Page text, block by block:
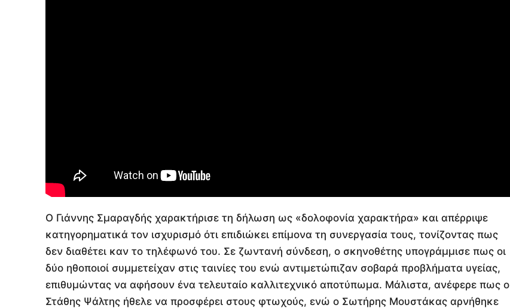
Ο Γιάννης Σμαραγδής χαρακτήρισε τη δήλωση ως «δολοφονία χαρακτήρα» και απέρριψε
κατηγορηματικά τον ισχυρισμό ότι επιδιώκει επίμονα τη συνεργασία τους, τονίζοντας πως
δεν διαθέτει καν το τηλέφωνό του. Σε ζωντανή σύνδεση, ο σκηνοθέτης υπογράμμισε πως οι
δύο ηθοποιοί συμμετείχαν στις ταινίες του ενώ αντιμετώπιζαν σοβαρά προβλήματα υγείας,
επιθυμώντας να αφήσουν ένα τελευταίο καλλιτεχνικό αποτύπωμα. Μάλιστα, ανέφερε πως ο
Στάθης Ψάλτης ήθελε να προσφέρει στους φτωχούς, ενώ ο Σωτήρης Μουστάκας αρνήθηκε